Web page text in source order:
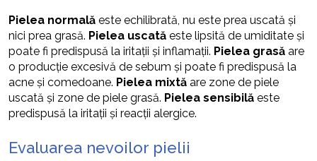
Pielea normală este echilibrată, nu este prea uscată și
nici prea grasă. Pielea uscată este lipsită de umiditate și
poate fi predispusă la iritații și inflamații. Pielea grasă are
o producție excesivă de sebum și poate fi predispusă la
acne și comedoane. Pielea mixtă are zone de piele
uscată și zone de piele grasă. Pielea sensibilă este
predispusă la iritații și reacții alergice.
Evaluarea nevoilor pielii